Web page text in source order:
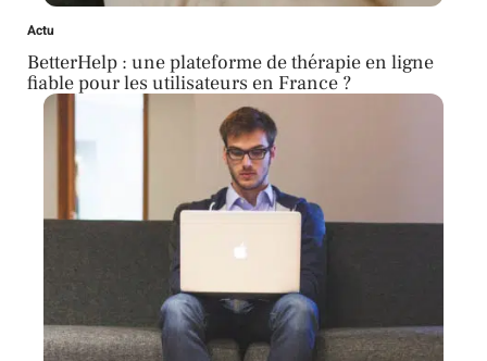
Actu
BetterHelp : une plateforme de thérapie en ligne
fiable pour les utilisateurs en France ?